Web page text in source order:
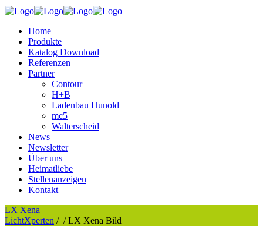
Home
Produkte
Katalog Download
Referenzen
Partner
Contour
H+B
Ladenbau Hunold
mc5
Walterscheid
News
Newsletter
Über uns
Heimatliebe
Stellenanzeigen
Kontakt
LX Xena
LichtXperten / /LX Xena Bild